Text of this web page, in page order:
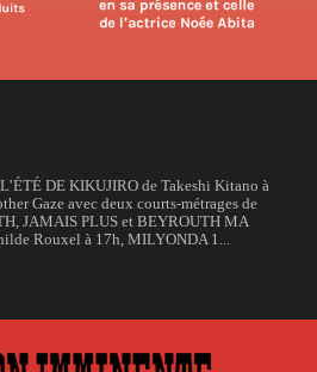
DE KIKUJIRO de Takeshi Kitano à
Gaze avec deux courts-métrages de
JAMAIS PLUS et BEYROUTH MA
Rouxel à 17h, MILYONDA 1...